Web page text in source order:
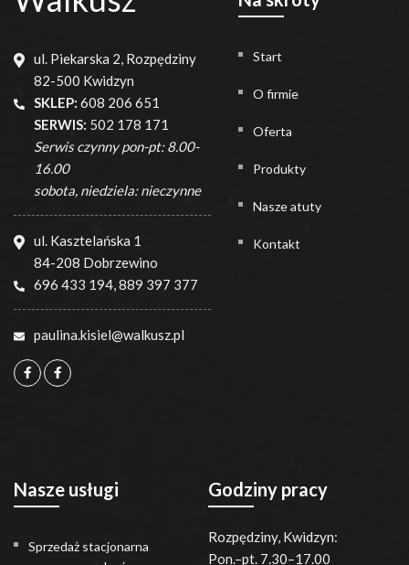
ul. Piekarska 2, Rozpędziny
82-500 Kwidzyn
SKLEP: 608 206 651
SERWIS: 502 178 171
Serwis czynny pon-pt: 8.00-
16.00
sobota, niedziela: nieczynne
ul. Kasztelańska 1
84-208 Dobrzewino
696 433 194, 889 397 377
paulina.kisiel@walkusz.pl
Start
O firmie
Oferta
Produkty
Nasze atuty
Kontakt
Nasze usługi
Sprzedaż stacjonarna
Godziny pracy
Rozpędziny, Kwidzyn:
Pon.–pt. 7.30–17.00